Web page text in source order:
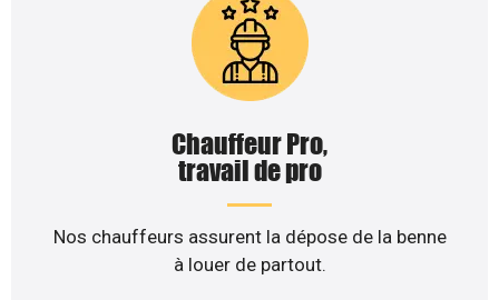
Chauffeur Pro,
travail de pro
Nos chauffeurs assurent la dépose de la benne
à louer de partout.